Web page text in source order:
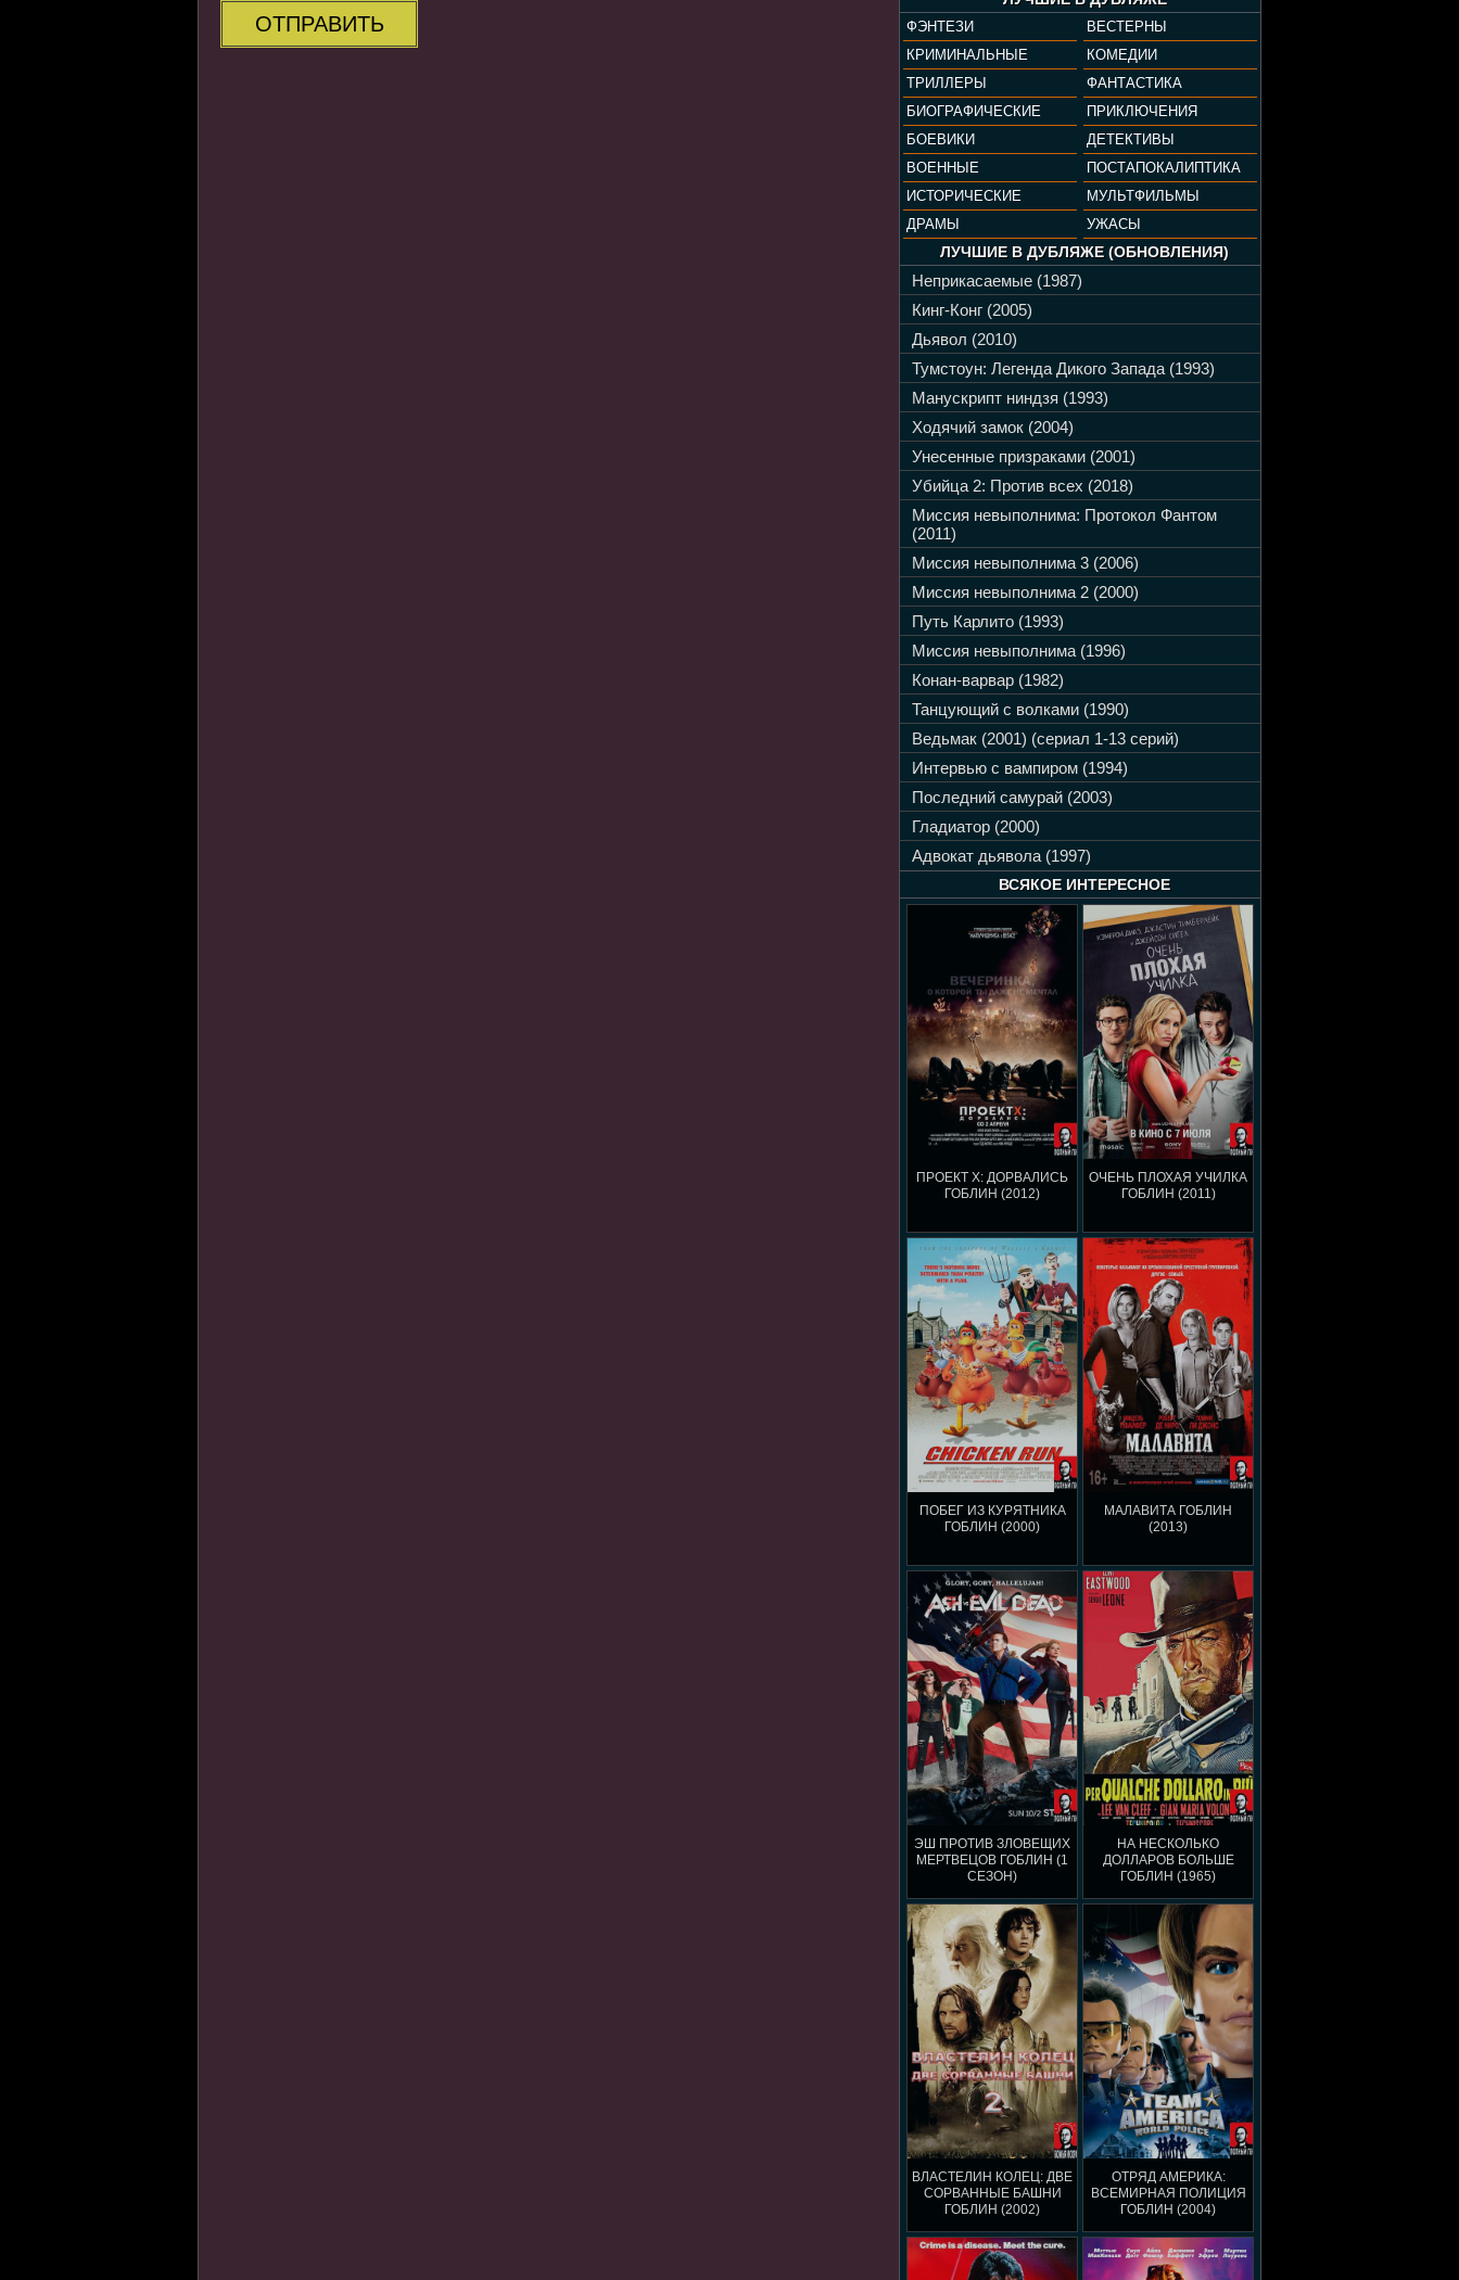
ФЭНТЕЗИ
ВЕСТЕРНЫ
КРИМИНАЛЬНЫЕ
КОМЕДИИ
ТРИЛЛЕРЫ
ФАНТАСТИКА
БИОГРАФИЧЕСКИЕ
ПРИКЛЮЧЕНИЯ
БОЕВИКИ
ДЕТЕКТИВЫ
ВОЕННЫЕ
ПОСТАПОКАЛИПТИКА
ИСТОРИЧЕСКИЕ
МУЛЬТФИЛЬМЫ
ДРАМЫ
УЖАСЫ
ЛУЧШИЕ В ДУБЛЯЖЕ (ОБНОВЛЕНИЯ)
Неприкасаемые (1987)
Кинг-Конг (2005)
Дьявол (2010)
Тумстоун: Легенда Дикого Запада (1993)
Манускрипт ниндзя (1993)
Ходячий замок (2004)
Унесенные призраками (2001)
Убийца 2: Против всех (2018)
Миссия невыполнима: Протокол Фантом
(2011)
Миссия невыполнима 3 (2006)
Миссия невыполнима 2 (2000)
Путь Карлито (1993)
Миссия невыполнима (1996)
Конан-варвар (1982)
Танцующий с волками (1990)
Ведьмак (2001) (сериал 1-13 серий)
Интервью с вампиром (1994)
Последний самурай (2003)
Гладиатор (2000)
Адвокат дьявола (1997)
ВСЯКОЕ ИНТЕРЕСНОЕ
ПРОЕКТ X: ДОРВАЛИСЬ
ГОБЛИН (2012)
ОЧЕНЬ ПЛОХАЯ УЧИЛКА
ГОБЛИН (2011)
ПОБЕГ ИЗ КУРЯТНИКА
ГОБЛИН (2000)
МАЛАВИТА ГОБЛИН
(2013)
ЭШ ПРОТИВ ЗЛОВЕЩИХ
МЕРТВЕЦОВ ГОБЛИН (1
СЕЗОН)
НА НЕСКОЛЬКО
ДОЛЛАРОВ БОЛЬШЕ
ГОБЛИН (1965)
ВЛАСТЕЛИН КОЛЕЦ: ДВЕ
СОРВАННЫЕ БАШНИ
ГОБЛИН (2002)
ОТРЯД АМЕРИКА:
ВСЕМИРНАЯ ПОЛИЦИЯ
ГОБЛИН (2004)
ОТПРАВИТЬ